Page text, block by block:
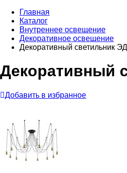
Главная
Каталог
Внутреннее оcвещение
Декоративное освещение
Декоративный светильник
Декоративный
Добавить в избранное